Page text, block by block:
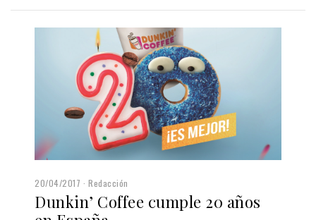
20/04/2017 Redacción
Dunkin’ Coffee cumple 20 años